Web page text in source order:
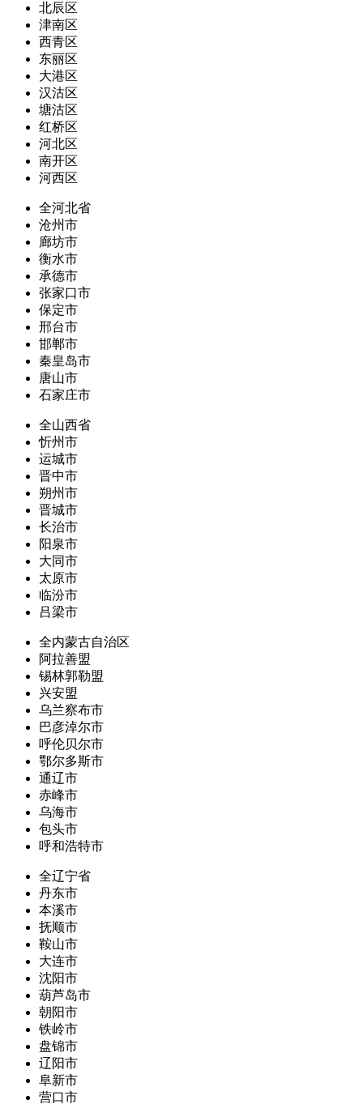
北辰区
津南区
西青区
东丽区
大港区
汉沽区
塘沽区
红桥区
河北区
南开区
河西区
全河北省
沧州市
廊坊市
衡水市
承德市
张家口市
保定市
邢台市
邯郸市
秦皇岛市
唐山市
石家庄市
全山西省
忻州市
运城市
晋中市
朔州市
晋城市
长治市
阳泉市
大同市
太原市
临汾市
吕梁市
全内蒙古自治区
阿拉善盟
锡林郭勒盟
兴安盟
乌兰察布市
巴彦淖尔市
呼伦贝尔市
鄂尔多斯市
通辽市
赤峰市
乌海市
包头市
呼和浩特市
全辽宁省
丹东市
本溪市
抚顺市
鞍山市
大连市
沈阳市
葫芦岛市
朝阳市
铁岭市
盘锦市
辽阳市
阜新市
营口市